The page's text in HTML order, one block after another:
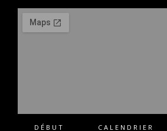
DÉBUT CALENDRIER